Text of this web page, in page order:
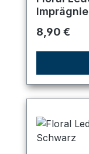
Regulärer
8,90 €